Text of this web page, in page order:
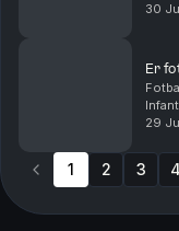
30
Er
29
1 2 3 4